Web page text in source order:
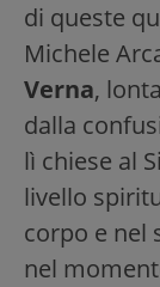
di queste
Michele
Verna,
dalla
lì chiese al
livello
corpo e nel
nel